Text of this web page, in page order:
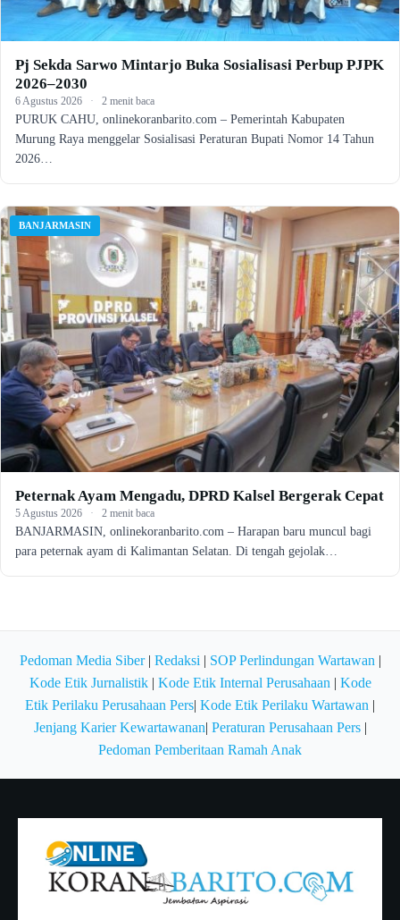
Pj Sekda Sarwo Mintarjo Buka Sosialisasi Perbup PJPK
2026–2030
6 Agustus 2026 · 2 menit baca
PURUK CAHU, onlinekoranbarito.com – Pemerintah Kabupaten
Murung Raya menggelar Sosialisasi Peraturan Bupati Nomor 14 Tahun
2026…
BANJARMASIN
Peternak Ayam Mengadu, DPRD Kalsel Bergerak Cepat
5 Agustus 2026 · 2 menit baca
BANJARMASIN, onlinekoranbarito.com – Harapan baru muncul bagi
para peternak ayam di Kalimantan Selatan. Di tengah gejolak…
Pedoman Media Siber| Redaksi | SOP Perlindungan Wartawan |
Kode Etik Jurnalistik| Kode Etik Internal Perusahaan | Kode
Etik Perilaku Perusahaan Pers| Kode Etik Perilaku Wartawan |
Jenjang Karier Kewartawanan| Peraturan Perusahaan Pers|
Pedoman Pemberitaan Ramah Anak